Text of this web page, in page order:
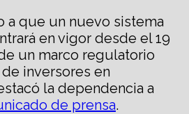
a que un nuevo sistema
en vigor desde el 19
un marco regulatorio
inversores en
la dependencia a
de prensa.